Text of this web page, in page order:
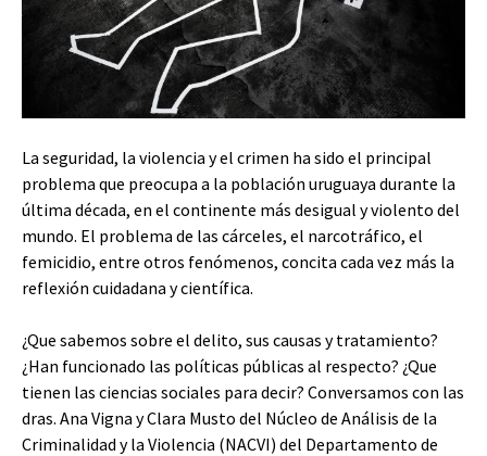
La seguridad, la violencia y el crimen ha sido el principal
problema que preocupa a la población uruguaya durante la
última década, en el continente más desigual y violento del
mundo. El problema de las cárceles, el narcotráfico, el
femicidio, entre otros fenómenos, concita cada vez más la
reflexión cuidadana y científica.
¿Que sabemos sobre el delito, sus causas y tratamiento?
¿Han funcionado las políticas públicas al respecto? ¿Que
tienen las ciencias sociales para decir? Conversamos con las
dras. Ana Vigna y Clara Musto del Núcleo de Análisis de la
Criminalidad y la Violencia (NACVI) del Departamento de